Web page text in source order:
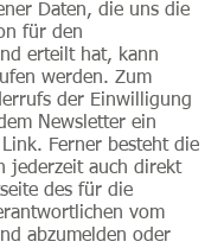
Daten, die uns die
für den
erteilt hat, kann
werden. Zum
der Einwilligung
Newsletter ein
Ferner besteht die
jederzeit auch direkt
des für die
vom
abzumelden oder